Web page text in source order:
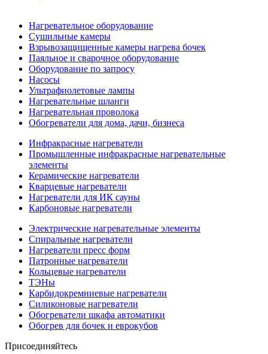
Нагревательное оборудование
Сушильные камеры
Взрывозащищенные камеры нагрева бочек
Паяльное и сварочное оборудование
Оборудование по запросу
Насосы
Ультрафиолетовые лампы
Нагревательные шланги
Нагревательная проволока
Обогреватели для дома, дачи, бизнеса
Инфракрасные нагреватели
Промышленные инфракрасные нагревательные
элементы
Керамические нагреватели
Кварцевые нагреватели
Нагреватели для ИК сауны
Карбоновые нагреватели
Электрические нагревательные элементы
Спиральные нагреватели
Нагреватели пресс форм
Патронные нагреватели
Кольцевые нагреватели
ТЭНы
Карбидокремниевые нагреватели
Силиконовые нагреватели
Обогреватели шкафа автоматики
Обогрев для бочек и еврокубов
Присоединяйтесь